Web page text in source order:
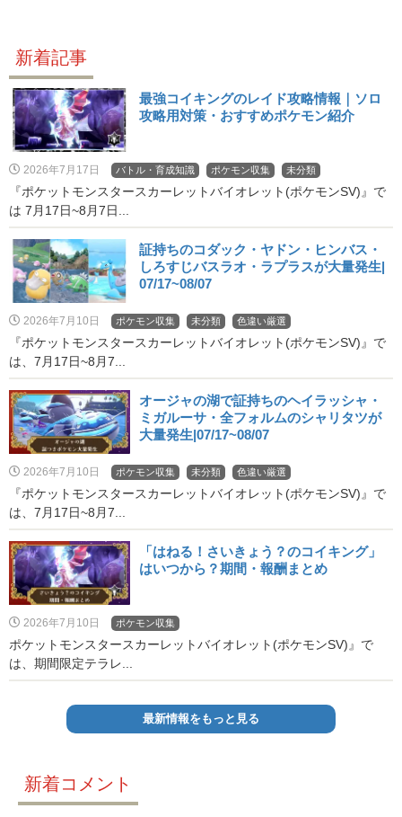
新着記事
最強コイキングのレイド攻略情報｜ソロ
攻略用対策・おすすめポケモン紹介
2026年7月17日 バトル・育成知識 ポケモン収集 未分類
『ポケットモンスタースカーレットバイオレット(ポケモンSV)』で
は 7月17日~8月7日...
証持ちのコダック・ヤドン・ヒンバス・
しろすじバスラオ・ラプラスが大量発生|
07/17~08/07
2026年7月10日 ポケモン収集 未分類 色違い厳選
『ポケットモンスタースカーレットバイオレット(ポケモンSV)』で
は、7月17日~8月7...
オージャの湖で証持ちのヘイラッシャ・
ミガルーサ・全フォルムのシャリタツが
大量発生|07/17~08/07
2026年7月10日 ポケモン収集 未分類 色違い厳選
『ポケットモンスタースカーレットバイオレット(ポケモンSV)』で
は、7月17日~8月7...
「はねる！さいきょう？のコイキング」
はいつから？期間・報酬まとめ
2026年7月10日 ポケモン収集
ポケットモンスタースカーレットバイオレット(ポケモンSV)』で
は、期間限定テラレ...
最新情報をもっと見る
新着コメント